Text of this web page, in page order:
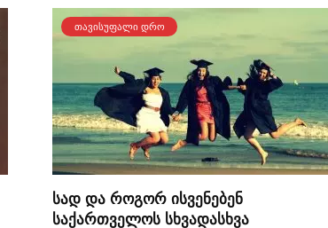
ᲗᲐᲕᲘᲡᲣᲤᲐᲚᲘ ᲓᲠᲝ
სად და როგორ ისვენებენ
საქართველოს სხვადასხვა